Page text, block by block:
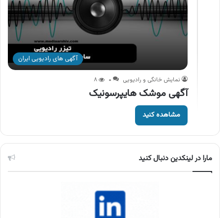
آگهی های رادیویی ایران
نمایش خانگی و رادیویی ۰ ۸
آگهی موشک هایپرسونیک
مشاهده کنید
مارا در لینکدین دنبال کنید